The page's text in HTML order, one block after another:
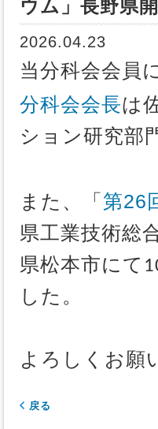
ウム」長野県
2026.04.23
当分科会会員
分科会会長は
ション研究部
また、「 第26
県工業技術総
県松本市にて
した。
よろしくお願
戻る